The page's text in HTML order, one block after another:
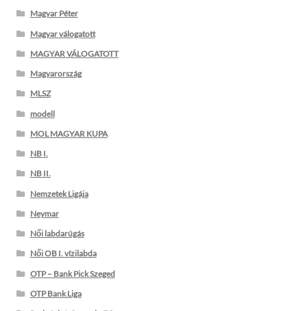
Magyar Péter
Magyar válogatott
MAGYAR VÁLOGATOTT
Magyarország
MLSZ
modell
MOL MAGYAR KUPA
NB I.
NB II.
Nemzetek Ligája
Neymar
Női labdarúgás
Női OB I. vízilabda
OTP – Bank Pick Szeged
OTP Bank Liga